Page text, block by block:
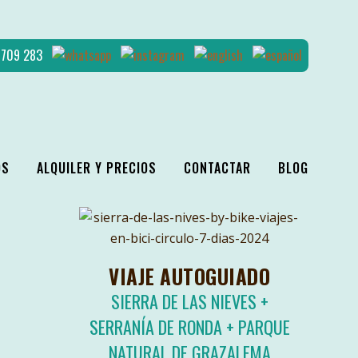
283
ALQUILER Y PRECIOS CONTACTAR BLOG
VIAJE AUTOGUIADO
SIERRA DE LAS NIEVES +
SERRANÍA DE RONDA + PARQUE
NATURAL DE GRAZALEMA